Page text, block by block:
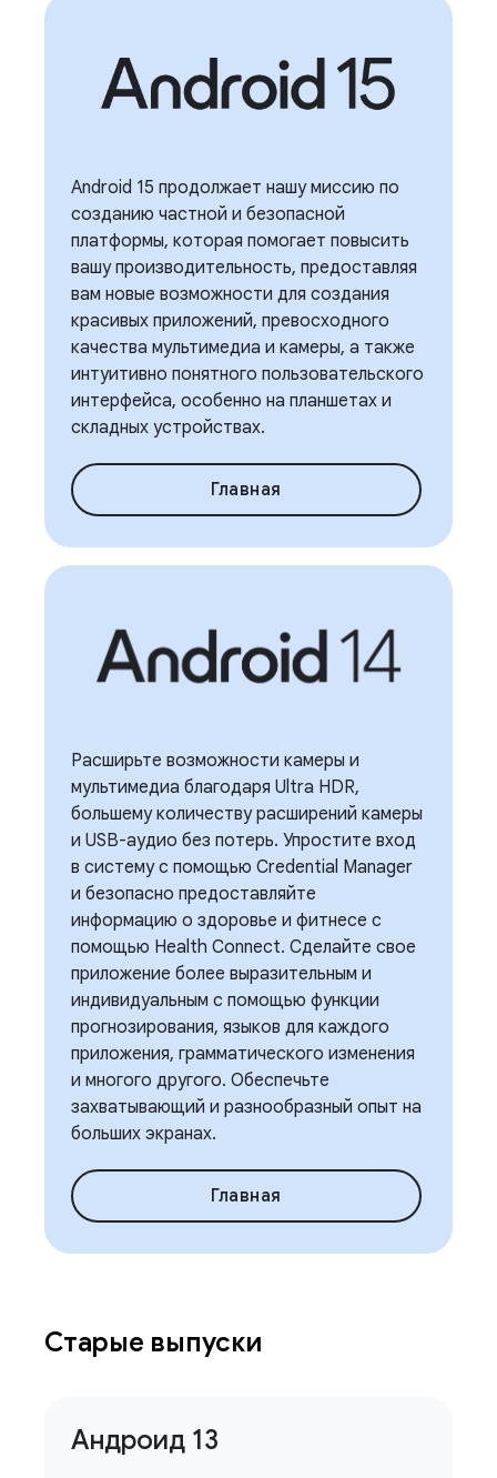
Android 15 продолжает нашу миссию по
созданию частной и безопасной
платформы, которая помогает повысить
вашу производительность, предоставляя
вам новые возможности для создания
красивых приложений, превосходного
качества мультимедиа и камеры, а также
интуитивно понятного пользовательского
интерфейса, особенно на планшетах и ​​
складных устройствах.
Главная
Расширьте возможности камеры и
мультимедиа благодаря Ultra HDR,
большему количеству расширений камеры
и USB-аудио без потерь. Упростите вход
в систему с помощью Credential Manager
и безопасно предоставляйте
информацию о здоровье и фитнесе с
помощью Health Connect. Сделайте свое
приложение более выразительным и
индивидуальным с помощью функции
прогнозирования, языков для каждого
приложения, грамматического изменения
и многого другого. Обеспечьте
захватывающий и разнообразный опыт на
больших экранах.
Главная
Старые выпуски
Андроид 13